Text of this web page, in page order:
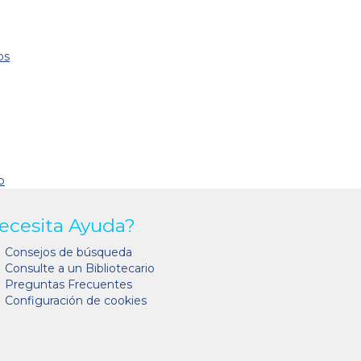
Ayuda?
Consejos de búsqueda
Consulte a un Bibliotecario
Preguntas Frecuentes
Configuración de cookies